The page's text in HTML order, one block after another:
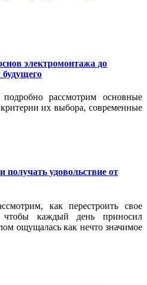
электромонтажа до
рассмотрим основные
критерии их выбора, современные
удовольствие от
как перестроить свое
каждый день приносил
ощущалась как нечто значимое